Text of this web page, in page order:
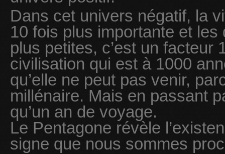
Dans cet univers négatif, la
10 fois plus importante et
plus petites, c’est un facteur
civilisation qui est à 1000
qu’elle ne peut pas venir,
millénaire. Mais en passant
qu’un an de voyage.
Le Pentagone révèle
signe que nous sommes